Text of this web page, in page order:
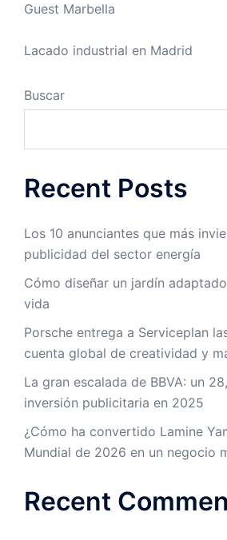
Guest Marbella
Lacado industrial en Madrid
Buscar
Recent Posts
Los 10 anunciantes que más
publicidad del sector energía
Cómo diseñar un jardín
vida
Porsche entrega a Serviceplan
cuenta global de creatividad y
La gran escalada de BBVA: un
inversión publicitaria en 2025
¿Cómo ha convertido Lamine
Mundial de 2026 en un negocio
Recent